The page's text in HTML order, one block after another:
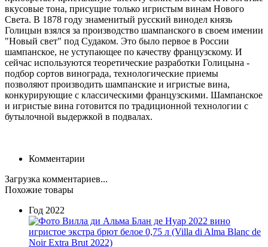
вкусовые тона, присущие только игристым винам Нового
Света. В 1878 году знаменитый русский винодел князь
Голицын взялся за производство шампанского в своем имении
"Новый свет" под Судаком. Это было первое в России
шампанское, не уступающее по качеству французскому. И
сейчас используются теоретические разработки Голицына -
подбор сортов винограда, технологические приемы
позволяют производить шампанские и игристые вина,
конкурирующие с классическими французскими. Шампанское
и игристые вина готовится по традиционной технологии с
бутылочной выдержкой в подвалах.
Комментарии
Загрузка комментариев...
Похожие товары
Год 2022